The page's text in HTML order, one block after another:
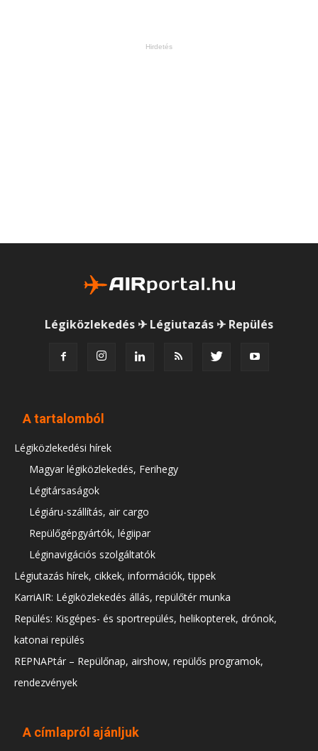
Hirdetés
Légiközlekedés ✈ Légiutazás ✈ Repülés
A tartalomból
Légiközlekedési hírek
Magyar légiközlekedés, Ferihegy
Légitársaságok
Légiáru-szállítás, air cargo
Repülőgépgyártók, légiipar
Léginavigációs szolgáltatók
Légiutazás hírek, cikkek, információk, tippek
KarriAIR: Légiközlekedés állás, repülőtér munka
Repülés: Kisgépes- és sportrepülés, helikopterek, drónok,
katonai repülés
REPNAPtár – Repülőnap, airshow, repülős programok,
rendezvények
A címlapról ajánljuk